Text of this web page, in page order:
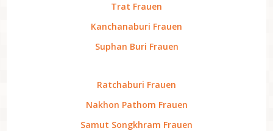
Trat Frauen
Kanchanaburi Frauen
Suphan Buri Frauen
Ratchaburi Frauen
Nakhon Pathom Frauen
Samut Songkhram Frauen